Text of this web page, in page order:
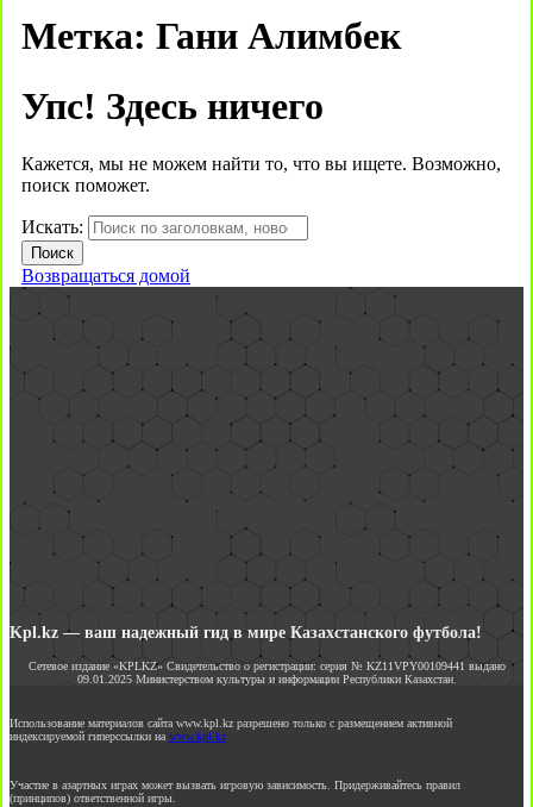
Метка: Гани Алимбек
Упс! Здесь ничего
Кажется, мы не можем найти то, что вы ищете. Возможно,
поиск поможет.
Искать:
Возвращаться домой
Kpl.kz — ваш надежный гид в мире Казахстанского футбола!
Сетевое издание «KPLKZ» Свидетельство о регистрации: серия № KZ11VPY00109441 выдано
09.01.2025 Министерством культуры и информации Республики Казахстан.
Использование материалов сайта www.kpl.kz разрешено только с размещением активной
индексируемой гиперссылки на www.kpl.kz
Участие в азартных играх может вызвать игровую зависимость. Придерживайтесь правил
(принципов) ответственной игры.